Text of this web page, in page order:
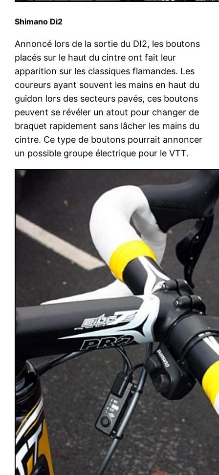
Shimano Di2
Annoncé lors de la sortie du DI2, les boutons
placés sur le haut du cintre ont fait leur
apparition sur les classiques flamandes. Les
coureurs ayant souvent les mains en haut du
guidon lors des secteurs pavés, ces boutons
peuvent se révéler un atout pour changer de
braquet rapidement sans lâcher les mains du
cintre. Ce type de boutons pourrait annoncer
un possible groupe électrique pour le VTT.